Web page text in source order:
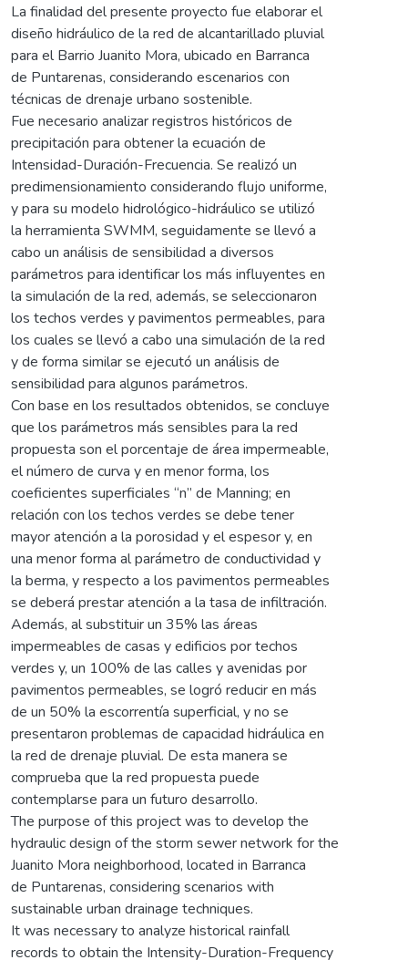
La finalidad del presente proyecto fue elaborar el
diseño hidráulico de la red de alcantarillado pluvial
para el Barrio Juanito Mora, ubicado en Barranca
de Puntarenas, considerando escenarios con
técnicas de drenaje urbano sostenible.
Fue necesario analizar registros históricos de
precipitación para obtener la ecuación de
Intensidad-Duración-Frecuencia. Se realizó un
predimensionamiento considerando flujo uniforme,
y para su modelo hidrológico-hidráulico se utilizó
la herramienta SWMM, seguidamente se llevó a
cabo un análisis de sensibilidad a diversos
parámetros para identificar los más influyentes en
la simulación de la red, además, se seleccionaron
los techos verdes y pavimentos permeables, para
los cuales se llevó a cabo una simulación de la red
y de forma similar se ejecutó un análisis de
sensibilidad para algunos parámetros.
Con base en los resultados obtenidos, se concluye
que los parámetros más sensibles para la red
propuesta son el porcentaje de área impermeable,
el número de curva y en menor forma, los
coeficientes superficiales “n” de Manning; en
relación con los techos verdes se debe tener
mayor atención a la porosidad y el espesor y, en
una menor forma al parámetro de conductividad y
la berma, y respecto a los pavimentos permeables
se deberá prestar atención a la tasa de infiltración.
Además, al substituir un 35% las áreas
impermeables de casas y edificios por techos
verdes y, un 100% de las calles y avenidas por
pavimentos permeables, se logró reducir en más
de un 50% la escorrentía superficial, y no se
presentaron problemas de capacidad hidráulica en
la red de drenaje pluvial. De esta manera se
comprueba que la red propuesta puede
contemplarse para un futuro desarrollo.
The purpose of this project was to develop the
hydraulic design of the storm sewer network for the
Juanito Mora neighborhood, located in Barranca
de Puntarenas, considering scenarios with
sustainable urban drainage techniques.
It was necessary to analyze historical rainfall
records to obtain the Intensity-Duration-Frequency